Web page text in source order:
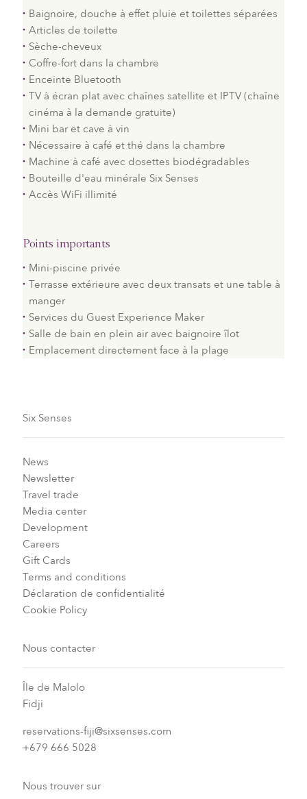
Baignoire, douche à effet pluie et toilettes séparées
Articles de toilette
Sèche-cheveux
Coffre-fort dans la chambre
Enceinte Bluetooth
TV à écran plat avec chaînes satellite et IPTV (chaîne
cinéma à la demande gratuite)
Mini bar et cave à vin
Nécessaire à café et thé dans la chambre
Machine à café avec dosettes biodégradables
Bouteille d'eau minérale Six Senses
Accès WiFi illimité
Points importants
Mini-piscine privée
Terrasse extérieure avec deux transats et une table à
manger
Services du Guest Experience Maker
Salle de bain en plein air avec baignoire îlot
Emplacement directement face à la plage
Six Senses
News
Newsletter
Travel trade
Media center
Development
Careers
Gift Cards
Terms and conditions
Déclaration de confidentialité
Cookie Policy
Nous contacter
Île de Malolo
Fidji
reservations-fiji@sixsenses.com
+679 666 5028
Nous trouver sur